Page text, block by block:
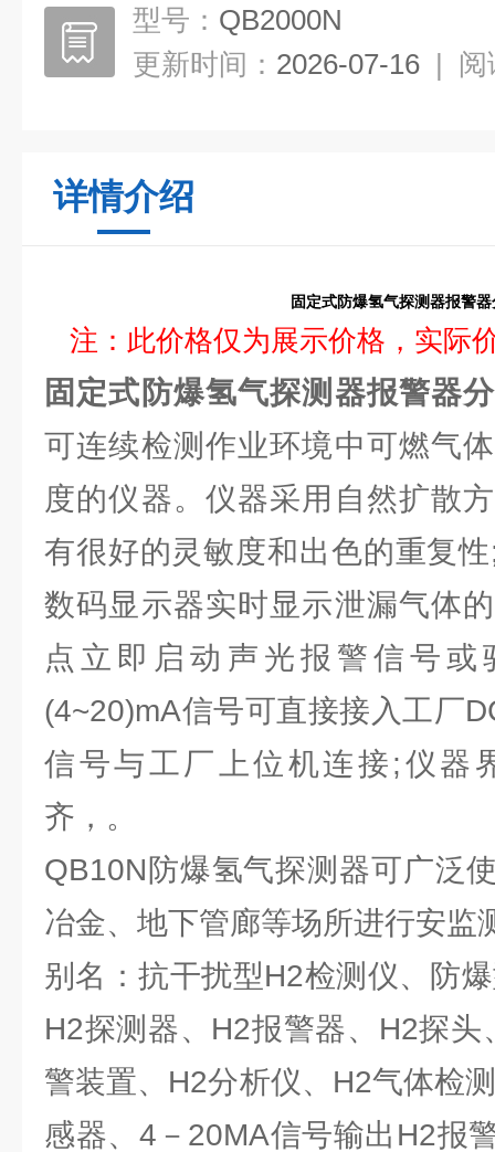
型号： QB2000N
更新时间： 2026-07-16 | 阅
详情介绍
固定式防爆氢气探测器报警
注：此价格仅为展示价格，实际
固定式防爆氢气探测器报警器
可连续检测作业环境中可燃气
度的仪器。仪器采用自然扩散
有很好的灵敏度和出色的重复
数码显示器实时显示泄漏气体
点立即启动声光报警信号
(4~20)mA信号可直接接入工厂
信号与工厂上位机连接;仪器
齐，。
QB10N防爆氢气探测器可广泛
冶金、地下管廊等场所进行安监
别名：抗干扰型H2检测仪、防
H2探测器、H2报警器、H2探
警装置、H2分析仪、H2气体检
感器、4－20MA信号输出H2报